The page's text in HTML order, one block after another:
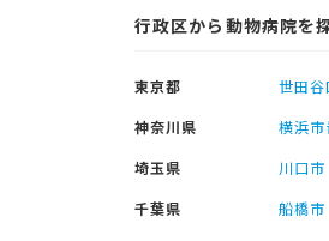
行政区から動物病院を
東京都 世田谷
神奈川県
横浜
埼玉県
川口市
千葉県
船橋市